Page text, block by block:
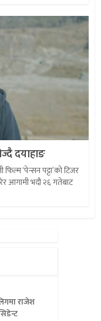
दयाहाङ
‘पेन्सन पट्टा’को टिजर
आगामी भदौ २६ गतेबाट
राजेश